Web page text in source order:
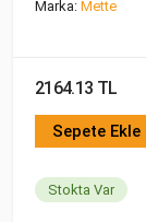
Marka: Mette
2164.13 TL
Sepete Ekle
Stokta Var